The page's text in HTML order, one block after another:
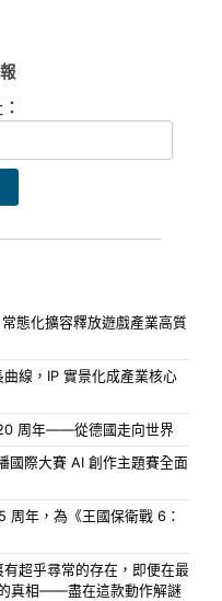
態化擴容釋放遊戲產業高質
線，IP 實景化成產業核心
周年——從德國走向世界
國際大賽 AI 創作主題賽全面
周年，為《王國保衛戰 6：
超乎尋常的存在，即便在最
真相——盡在這款動作解謎